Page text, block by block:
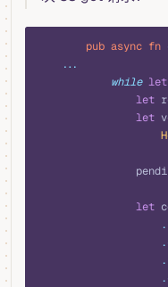
        pub
async fn
    ...
            while
let
                let
                let
                let
                    .
                    .
                    .
                    .